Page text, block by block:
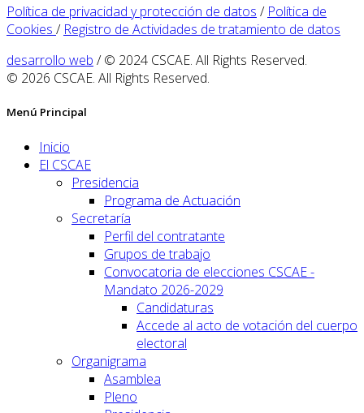
Política de privacidad y protección de datos / Política de
Cookies / Registro de Actividades de tratamiento de datos
desarrollo web / © 2024 CSCAE. All Rights Reserved.
© 2026 CSCAE. All Rights Reserved.
Menú Principal
Inicio
El CSCAE
Presidencia
Programa de Actuación
Secretaría
Perfil del contratante
Grupos de trabajo
Convocatoria de elecciones CSCAE -
Mandato 2026-2029
Candidaturas
Accede al acto de votación del cuerpo
electoral
Organigrama
Asamblea
Pleno